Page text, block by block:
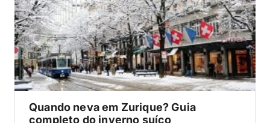
Quando neva em Zurique? Guia
completo do inverno suíço